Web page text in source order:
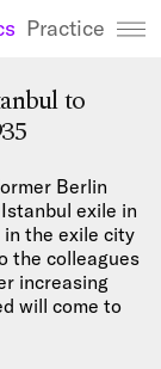
We
Practice
to
Berlin
exile in
in the exile city
the colleagues
increasing
will come to